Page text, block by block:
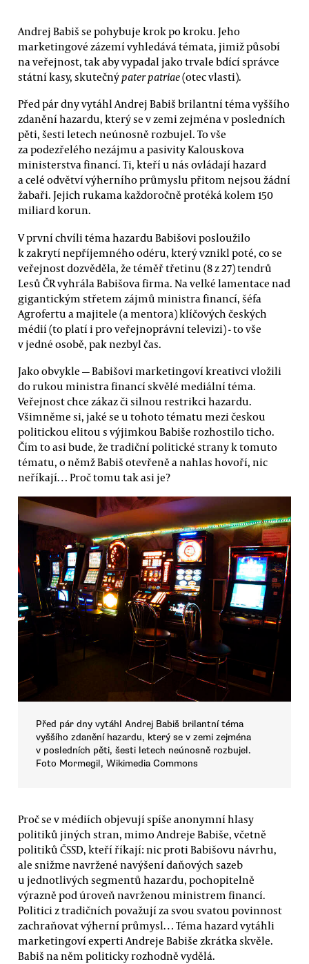
Andrej Babiš se pohybuje krok po kroku. Jeho
marketingové zázemí vyhledává témata, jimiž působí
na veřejnost, tak aby vypadal jako trvale bdící správce
státní kasy, skutečnýpater patriae(otec vlasti).
Před pár dny vytáhl Andrej Babiš brilantní téma vyššího
zdanění hazardu, který se v zemi zejména v posledních
pěti, šesti letech neúnosně rozbujel. To vše
za podezřelého nezájmu a pasivity Kalouskova
ministerstva financí. Ti, kteří u nás ovládají hazard
a celé odvětví výherního průmyslu přitom nejsou žádní
žabaři. Jejich rukama každoročně protéká kolem 150
miliard korun.
V první chvíli téma hazardu Babišovi posloužilo
k zakrytí nepříjemného odéru, který vznikl poté, co se
veřejnost dozvěděla, že téměř třetinu (8 z 27) tendrů
Lesů ČR vyhrála Babišova firma. Na velké lamentace nad
gigantickým střetem zájmů ministra financí, šéfa
Agrofertu a majitele (a mentora) klíčových českých
médií (to platí i pro veřejnoprávní televizi) - to vše
v jedné osobě, pak nezbyl čas.
Jako obvykle — Babišovi marketingoví kreativci vložili
do rukou ministra financí skvělé mediální téma.
Veřejnost chce zákaz či silnou restrikci hazardu.
Všimněme si, jaké se u tohoto tématu mezi českou
politickou elitou s výjimkou Babiše rozhostilo ticho.
Čím to asi bude, že tradiční politické strany k tomuto
tématu, o němž Babiš otevřeně a nahlas hovoří, nic
neříkají… Proč tomu tak asi je?
Před pár dny vytáhl Andrej Babiš brilantní téma
vyššího zdanění hazardu, který se v zemi zejména
v posledních pěti, šesti letech neúnosně rozbujel.
Foto Mormegil, Wikimedia Commons
Proč se v médiích objevují spíše anonymní hlasy
politiků jiných stran, mimo Andreje Babiše, včetně
politiků ČSSD, kteří říkají: nic proti Babišovu návrhu,
ale snižme navržené navýšení daňových sazeb
u jednotlivých segmentů hazardu, pochopitelně
výrazně pod úroveň navrženou ministrem financí.
Politici z tradičních považují za svou svatou povinnost
zachraňovat výherní průmysl… Téma hazard vytáhli
marketingoví experti Andreje Babiše zkrátka skvěle.
Babiš na něm politicky rozhodně vydělá.